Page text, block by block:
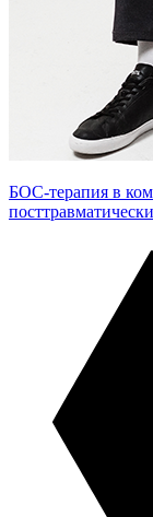
БОС-терапия в